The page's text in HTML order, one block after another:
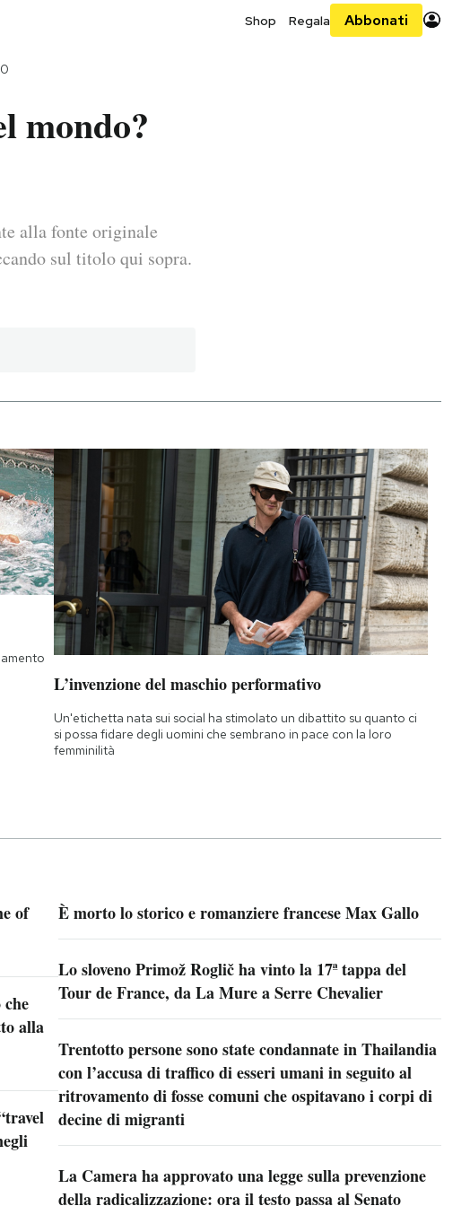
Shop Regala Abbonati
mondo?
alla fonte originale
sul titolo qui sopra.
L’invenzione del maschio performativo
Un'etichetta nata sui social ha stimolato un dibattito su quanto ci
si possa fidare degli uomini che sembrano in pace con la loro
femminilità
of
alla
È morto lo storico e romanziere francese Max Gallo
Lo sloveno Primož Roglič ha vinto la 17ª tappa del
Tour de France, da La Mure a Serre Chevalier
Trentotto persone sono state condannate in Thailandia
con l’accusa di traffico di esseri umani in seguito al
ritrovamento di fosse comuni che ospitavano i corpi di
decine di migranti
La Camera ha approvato una legge sulla prevenzione
della radicalizzazione: ora il testo passa al Senato